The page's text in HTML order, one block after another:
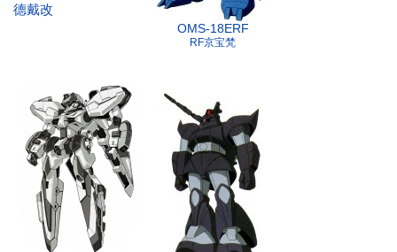
德戴改
OMS-18ERF
RF京宝梵